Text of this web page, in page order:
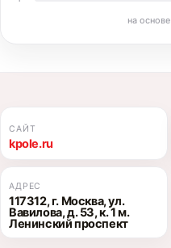
на основе
САЙТ
kpole.ru
АДРЕС
117312, г. Москва, ул.
Вавилова, д. 53, к. 1 м.
Ленинский проспект